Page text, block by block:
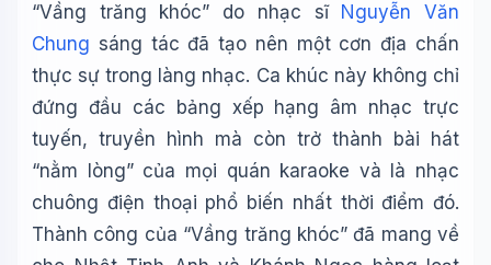
“Vầng trăng khóc” do nhạc sĩ Nguyễn Văn
Chung sáng tác đã tạo nên một cơn địa chấn
thực sự trong làng nhạc. Ca khúc này không chỉ
đứng đầu các bảng xếp hạng âm nhạc trực
tuyến, truyền hình mà còn trở thành bài hát
“nằm lòng” của mọi quán karaoke và là nhạc
chuông điện thoại phổ biến nhất thời điểm đó.
Thành công của “Vầng trăng khóc” đã mang về